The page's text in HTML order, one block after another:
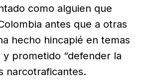
como alguien que
antes que a otras
hecho hincapié en temas
y prometido “defender la
narcotraficantes.